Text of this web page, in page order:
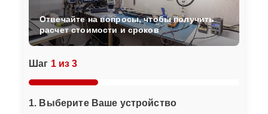
Шаг 1 из 3
1. Выберите Ваше устройство
Отвечайте на вопросы, чтобы получить
расчет стоимости и сроков